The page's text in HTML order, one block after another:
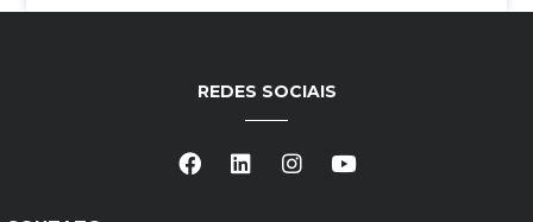
REDES SOCIAIS